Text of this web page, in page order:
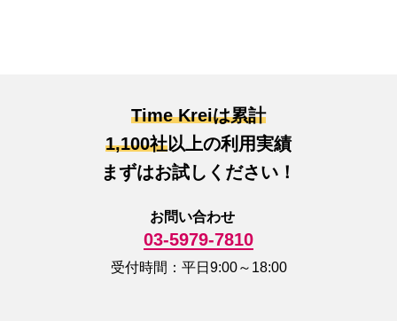
Time Kreiは累計
1,100社以上の利用実績
まずはお試しください！
お問い合わせ
03-5979-7810
受付時間：平日9:00～18:00